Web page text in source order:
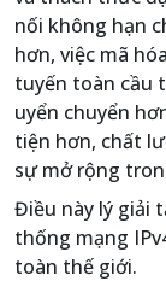
nối không hạn
hơn, việc mã
tuyến toàn cầu
uyển chuyển
tiện hơn, chất
sự mở rộng
Điều này lý giải
thống mạng
toàn thế giới.